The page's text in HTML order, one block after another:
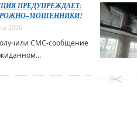
ПРЕДУПРЕЖДАЕТ:
2026
СМС-сообщение